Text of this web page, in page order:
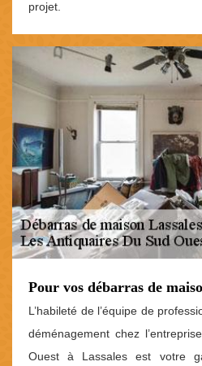
projet.
Pour vos débarras de
L’habileté de l’équipe de
déménagement chez
Ouest à Lassales est votre